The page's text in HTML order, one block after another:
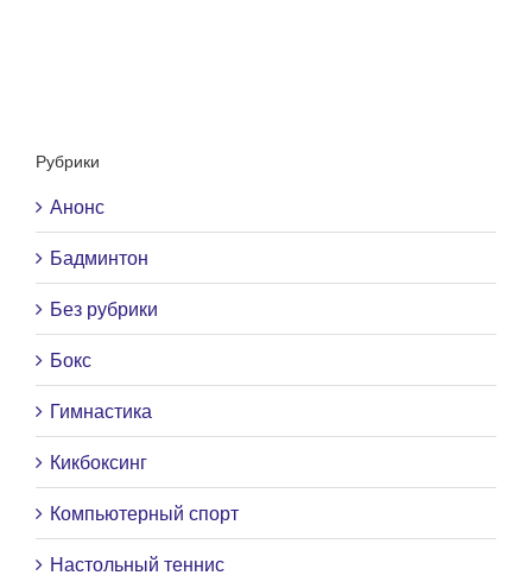
Рубрики
Анонс
Бадминтон
Без рубрики
Бокс
Гимнастика
Кикбоксинг
Компьютерный спорт
Настольный теннис